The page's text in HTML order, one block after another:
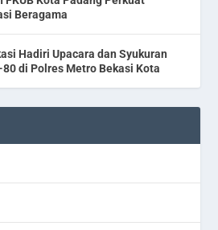
Beragama
Hadiri Upacara dan Syukuran
di Polres Metro Bekasi Kota